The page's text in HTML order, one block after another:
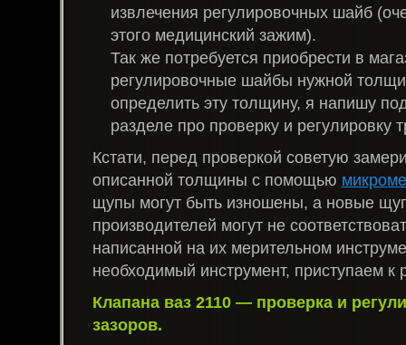
извлечения регулировочных шайб
этого медицинский зажим).
Так же потребуется приобрести в
регулировочные шайбы нужной
определить эту толщину, я напишу
разделе про проверку и регулировку
Кстати, перед проверкой советую
описанной толщины с помощью
щупы могут быть изношены, а новые
производителей могут не
написанной на их мерительном
необходимый инструмент, приступаем к
Клапана ваз 2110 — проверка и
зазоров.